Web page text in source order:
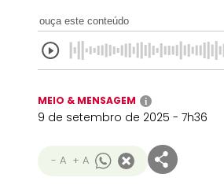
ouça este conteúdo
MEIO & MENSAGEM i
9 de setembro de 2025 - 7h36
- A + A